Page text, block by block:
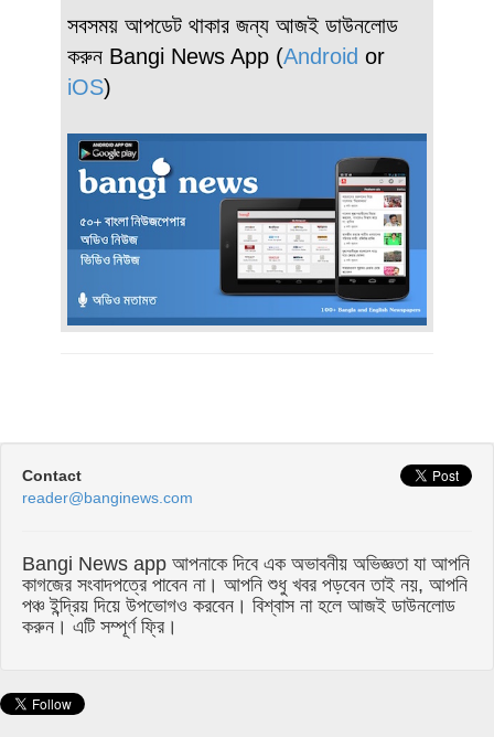
সবসময় আপডেট থাকার জন্য আজই ডাউনলোড
করুন Bangi News App (Android or
iOS)
Contact
reader@banginews.com
Bangi News app আপনাকে দিবে এক অভাবনীয় অভিজ্ঞতা যা আপনি
কাগজের সংবাদপত্রে পাবেন না। আপনি শুধু খবর পড়বেন তাই নয়, আপনি
পঞ্চ ইন্দ্রিয় দিয়ে উপভোগও করবেন। বিশ্বাস না হলে আজই ডাউনলোড
করুন। এটি সম্পূর্ণ ফ্রি।